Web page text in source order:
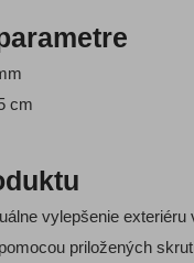
cm
vylepšenie exteriéru
priložených